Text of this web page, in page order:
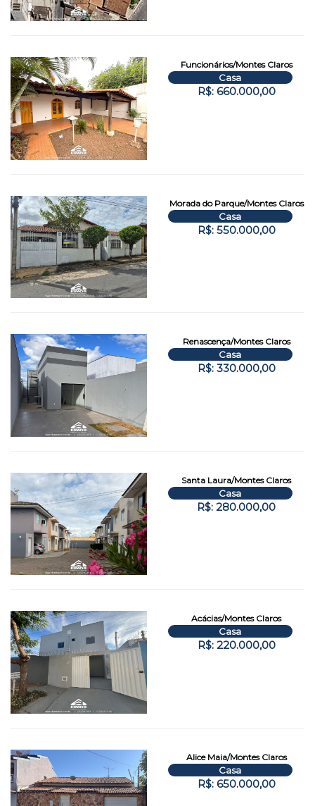
Funcionários/Montes Claros
Casa
R$: 660.000,00
Morada do Parque/Montes Claros
Casa
R$: 550.000,00
Renascença/Montes Claros
Casa
R$: 330.000,00
Santa Laura/Montes Claros
Casa
R$: 280.000,00
Acácias/Montes Claros
Casa
R$: 220.000,00
Alice Maia/Montes Claros
Casa
R$: 650.000,00